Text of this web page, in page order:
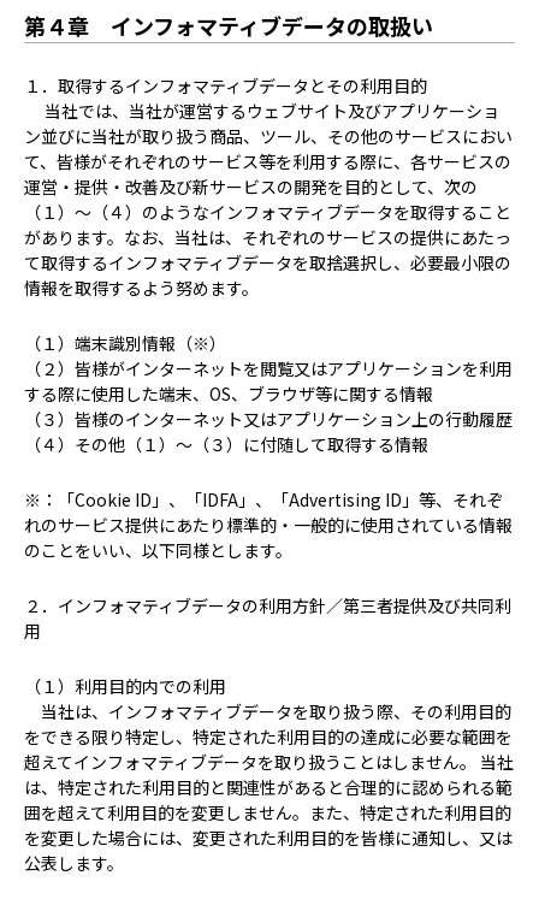
第４章 インフォマティブデータの取扱い
１．取得するインフォマティブデータとその利用目的
当社では、当社が運営するウェブサイト及びアプリケーショ
ン並びに当社が取り扱う商品、ツール、その他のサービスにおい
て、皆様がそれぞれのサービス等を利用する際に、各サービスの
運営・提供・改善及び新サービスの開発を目的として、次の
（１）～（４）のようなインフォマティブデータを取得すること
があります。なお、当社は、それぞれのサービスの提供にあたっ
て取得するインフォマティブデータを取捨選択し、必要最小限の
情報を取得するよう努めます。
（１）端末識別情報（※）
（２）皆様がインターネットを閲覧又はアプリケーションを利用
する際に使用した端末、OS、ブラウザ等に関する情報
（３）皆様のインターネット又はアプリケーション上の行動履歴
（４）その他（１）～（３）に付随して取得する情報
※：「Cookie ID」、「IDFA」、「Advertising ID」等、それぞ
れのサービス提供にあたり標準的・一般的に使用されている情報
のことをいい、以下同様とします。
２．インフォマティブデータの利用方針／第三者提供及び共同利
用
（１）利用目的内での利用
当社は、インフォマティブデータを取り扱う際、その利用目的
をできる限り特定し、特定された利用目的の達成に必要な範囲を
超えてインフォマティブデータを取り扱うことはしません。 当社
は、特定された利用目的と関連性があると合理的に認められる範
囲を超えて利用目的を変更しません。また、特定された利用目的
を変更した場合には、変更された利用目的を皆様に通知し、又は
公表します。